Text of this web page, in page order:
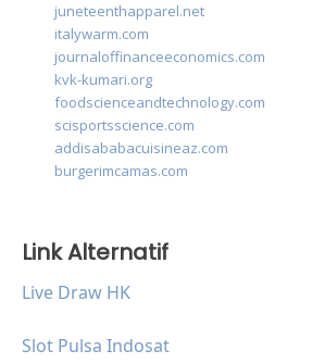
juneteenthapparel.net
italywarm.com
journaloffinanceeconomics.com
kvk-kumari.org
foodscienceandtechnology.com
scisportsscience.com
addisababacuisineaz.com
burgerimcamas.com
Link Alternatif
Live Draw HK
Slot Pulsa Indosat